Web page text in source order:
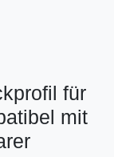
für
mit